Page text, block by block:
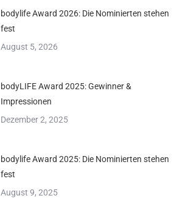
bodylife Award 2026: Die Nominierten stehen
fest
August 5, 2026
bodyLIFE Award 2025: Gewinner &
Impressionen
Dezember 2, 2025
bodylife Award 2025: Die Nominierten stehen
fest
August 9, 2025